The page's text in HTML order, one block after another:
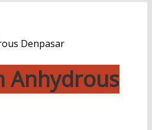
Denpasar
Anhydrous